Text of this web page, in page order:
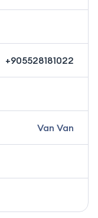
+905528181022
Van Van